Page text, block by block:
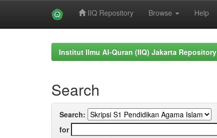
IIQ Repository Browse Help
Institut Ilmu Al-Quran (IIQ) Jakarta Repository
Search
Search:
for